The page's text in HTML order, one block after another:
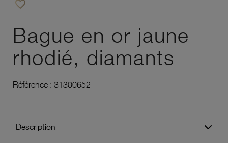
favorite_border
Bague en or jaune
rhodié, diamants
Référence : 31300652
Description